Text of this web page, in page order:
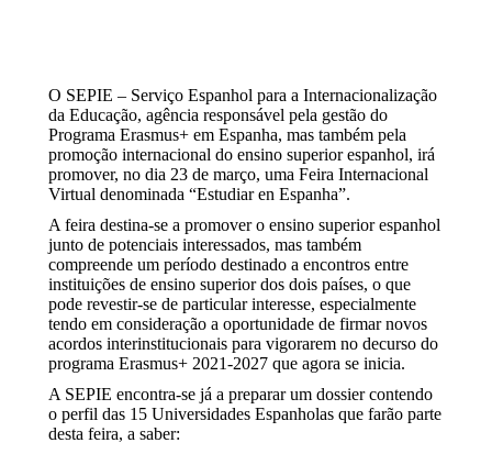
O SEPIE – Serviço Espanhol para a Internacionalização
da Educação, agência responsável pela gestão do
Programa Erasmus+ em Espanha, mas também pela
promoção internacional do ensino superior espanhol, irá
promover, no dia 23 de março, uma Feira Internacional
Virtual denominada “Estudiar en Espanha”.
A feira destina-se a promover o ensino superior espanhol
junto de potenciais interessados, mas também
compreende um período destinado a encontros entre
instituições de ensino superior dos dois países, o que
pode revestir-se de particular interesse, especialmente
tendo em consideração a oportunidade de firmar novos
acordos interinstitucionais para vigorarem no decurso do
programa Erasmus+ 2021-2027 que agora se inicia.
A SEPIE encontra-se já a preparar um dossier contendo
o perfil das 15 Universidades Espanholas que farão parte
desta feira, a saber: